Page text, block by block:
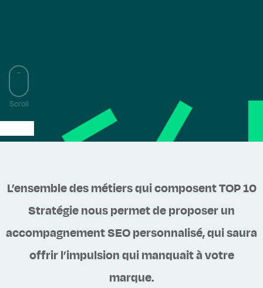
Scroll
L’ensemble des métiers qui composent TOP 10
Stratégie nous permet de proposer un
accompagnement SEO personnalisé, qui saura
offrir l’impulsion qui manquait à votre
marque.